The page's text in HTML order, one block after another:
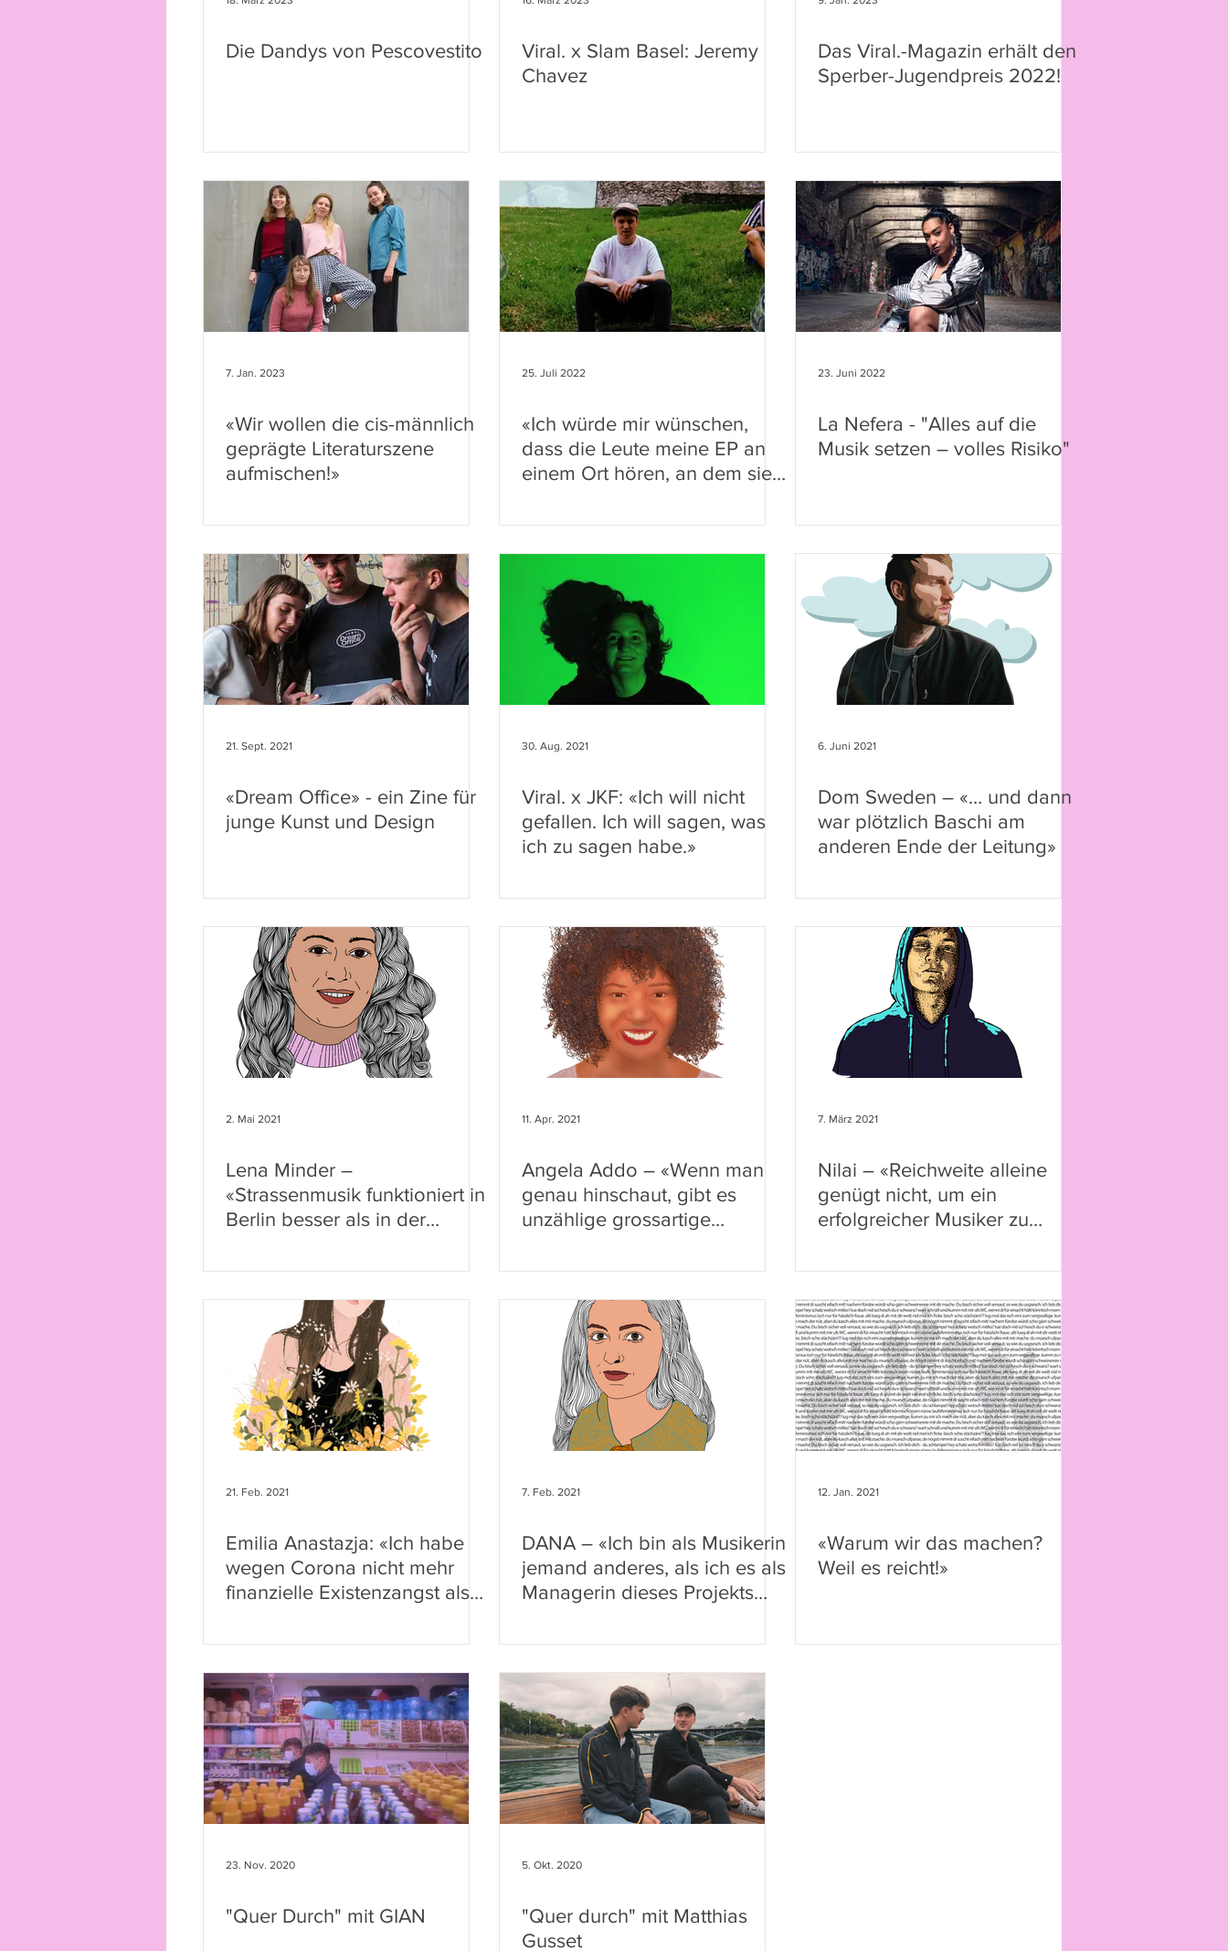
Die Dandys von Pescovestito
Viral. x Slam Basel: Jeremy
Chavez
Das Viral.-Magazin erhält den
Sperber-Jugendpreis 2022!
7. Jan. 2023
«Wir wollen die cis-männlich
geprägte Literaturszene
aufmischen!»
25. Juli 2022
«Ich würde mir wünschen,
dass die Leute meine EP an
einem Ort hören, an dem sie
23. Juni 2022
La Nefera - "Alles auf die
Musik setzen – volles Risiko"
21. Sept. 2021
«Dream Office» - ein Zine für
junge Kunst und Design
30. Aug. 2021
Viral. x JKF: «Ich will nicht
gefallen. Ich will sagen, was
ich zu sagen habe.»
6. Juni 2021
Dom Sweden – «… und dann
war plötzlich Baschi am
anderen Ende der Leitung»
2. Mai 2021
Lena Minder –
«Strassenmusik funktioniert in
Berlin besser als in der
11. Apr. 2021
Angela Addo – «Wenn man
genau hinschaut, gibt es
unzählige grossartige
7. März 2021
Nilai – «Reichweite alleine
genügt nicht, um ein
erfolgreicher Musiker zu
21. Feb. 2021
Emilia Anastazja: «Ich habe
wegen Corona nicht mehr
finanzielle Existenzangst als
7. Feb. 2021
DANA – «Ich bin als Musikerin
jemand anderes, als ich es als
Managerin dieses Projekts
12. Jan. 2021
«Warum wir das machen?
Weil es reicht!»
23. Nov. 2020
"Quer Durch" mit GIAN
5. Okt. 2020
"Quer durch" mit Matthias
Gusset